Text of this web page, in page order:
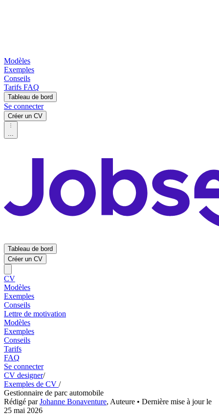
Modèles
Exemples
Conseils
Tarifs FAQ
Tableau de bord
Se connecter
Créer un CV
...
Tableau de bord
Créer un CV
CV
Modèles
Exemples
Conseils
Lettre de motivation
Modèles
Exemples
Conseils
Tarifs
FAQ
Se connecter
CV designer/
Exemples de CV /
Gestionnaire de parc automobile
Rédigé parJohanne Bonaventure, Auteure • Dernière mise à jour le
25 mai 2026